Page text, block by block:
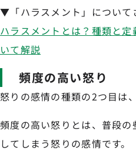
▼「ハラスメント」について
ハラスメントとは？種類と
いて解説
頻度の高い怒り
怒りの感情の種類の2つ目は
頻度の高い怒りとは、普段
してしまう怒りの感情です。